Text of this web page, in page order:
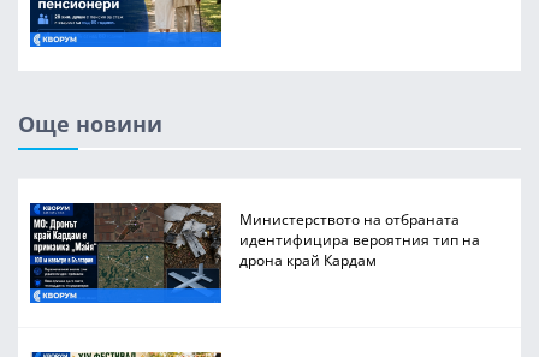
Още новини
Министерството на отбраната
идентифицира вероятния тип на
дрона край Кардам